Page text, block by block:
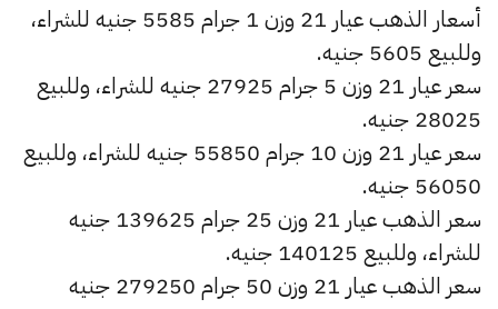
أسعار الذهب عيار 21 وزن 1 جرام 5585 جنيه للشراء،
وللبيع 5605 جنيه.
سعر عيار 21 وزن 5 جرام 27925 جنيه للشراء، وللبيع
28025 جنيه.
سعر عيار 21 وزن 10 جرام 55850 جنيه للشراء، وللبيع
56050 جنيه.
سعر الذهب عيار 21 وزن 25 جرام 139625 جنيه
للشراء، وللبيع 140125 جنيه.
سعر الذهب عيار 21 وزن 50 جرام 279250 جنيه